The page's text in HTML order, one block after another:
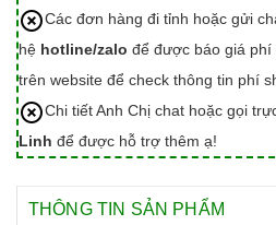
Các đơn hàng đi tỉnh hoặc gửi
hệ hotline/zalo để được báo giá phí
trên website để check thông tin phí
Chi tiết Anh Chị chat hoặc gọi
Linh để được hỗ trợ thêm ạ!
THÔNG TIN SẢN PHẨM